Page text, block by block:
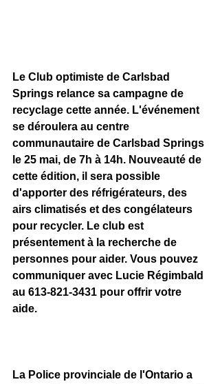
Le Club optimiste de Carlsbad
Springs relance sa campagne de
recyclage cette année. L'événement
se déroulera au centre
communautaire de Carlsbad Springs
le 25 mai, de 7h à 14h. Nouveauté de
cette édition, il sera possible
d'apporter des réfrigérateurs, des
airs climatisés et des congélateurs
pour recycler. Le club est
présentement à la recherche de
personnes pour aider. Vous pouvez
communiquer avec Lucie Régimbald
au 613-821-3431 pour offrir votre
aide.
La Police provinciale de l'Ontario a